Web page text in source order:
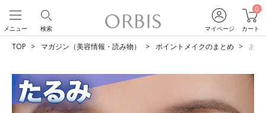
マイページ
0
カート
検索
メニュー
TOP マガジン（美容情報・読み物） ポイントメイクのまとめ あな